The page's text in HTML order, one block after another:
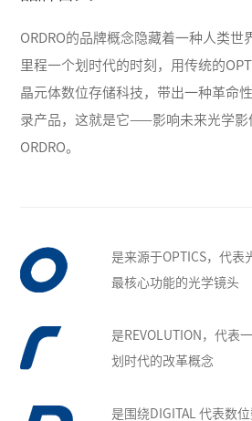
ORDRO的品牌概念隐藏着一种人类世
里程一个划时代的时刻，用传统的
晶元体数位存储科技，带出一种革命
录产品，这就是它——影响未来光学影
ORDRO。
是来源于OPTICS，代表
最核心功能的光学镜头
是REVOLUTION，代表
划时代的改革概念
是围绕DIGITAL 代表数